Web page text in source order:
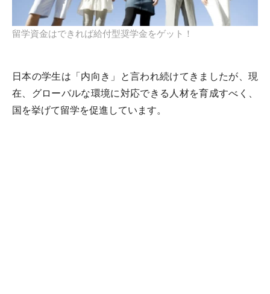
留学資金はできれば給付型奨学金をゲット！
日本の学生は「内向き」と言われ続けてきましたが、現
在、グローバルな環境に対応できる人材を育成すべく、
国を挙げて留学を促進しています。